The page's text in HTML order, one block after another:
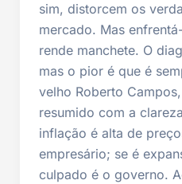
sim, distorcem os
mercado. Mas
rende manchete. O
mas o pior é que é
velho Roberto
resumido com a
inflação é alta de
empresário; se é
culpado é o governo.